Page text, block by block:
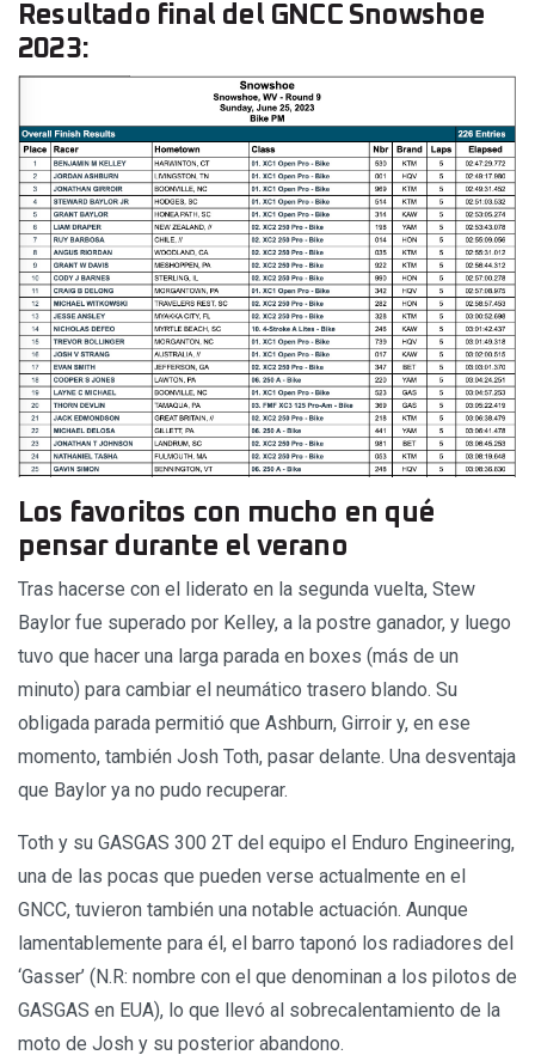
Resultado final del GNCC Snowshoe
2023:
Los favoritos con mucho en qué
pensar durante el verano
Tras hacerse con el liderato en la segunda vuelta, Stew
Baylor fue superado por Kelley, a la postre ganador, y luego
tuvo que hacer una larga parada en boxes (más de un
minuto) para cambiar el neumático trasero blando. Su
obligada parada permitió que Ashburn, Girroir y, en ese
momento, también Josh Toth, pasar delante. Una desventaja
que Baylor ya no pudo recuperar.
Toth y su GASGAS 300 2T del equipo el Enduro Engineering,
una de las pocas que pueden verse actualmente en el
GNCC, tuvieron también una notable actuación. Aunque
lamentablemente para él, el barro taponó los radiadores del
‘Gasser’ (N.R: nombre con el que denominan a los pilotos de
GASGAS en EUA), lo que llevó al sobrecalentamiento de la
moto de Josh y su posterior abandono.